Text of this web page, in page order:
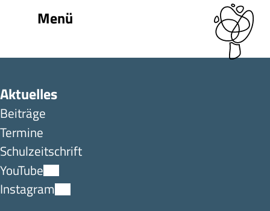
Menü
Aktuelles
Beiträge
Termine
Schulzeitschrift
YouTube
Instagram